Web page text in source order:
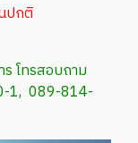
ปกติ
โทรสอบถาม
1, 089-814-